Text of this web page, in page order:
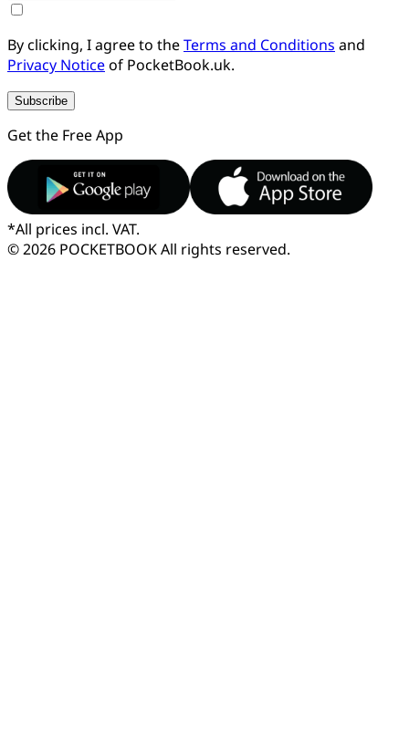
By clicking, I agree to theTerms and Conditions and
Privacy Noticeof PocketBook.uk.
Subscribe
Get the Free App
*All prices incl. VAT.
© 2026 POCKETBOOKAll rights reserved.